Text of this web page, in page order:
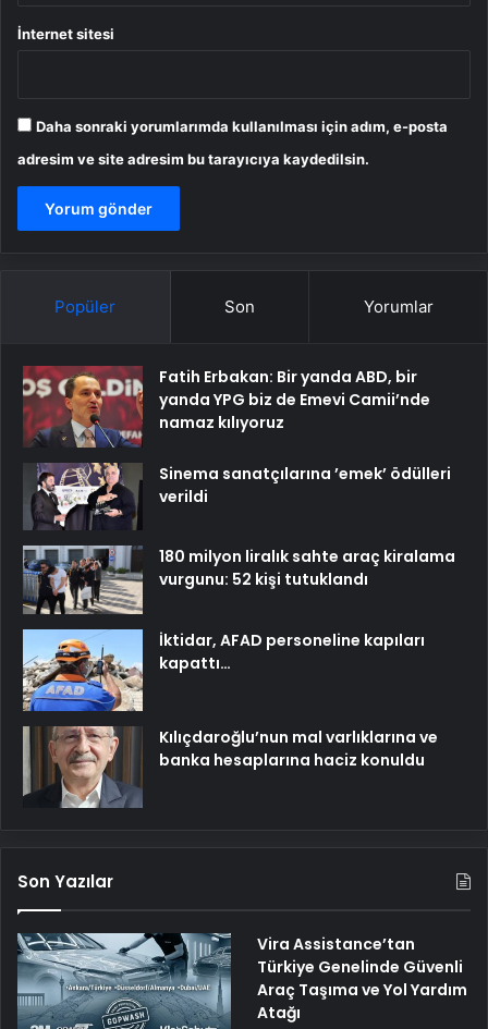
İnternet sitesi
Daha sonraki yorumlarımda kullanılması için adım, e-posta
adresim ve site adresim bu tarayıcıya kaydedilsin.
Popüler Son Yorumlar
Fatih Erbakan: Bir yanda ABD, bir
yanda YPG biz de Emevi Camii’nde
namaz kılıyoruz
Sinema sanatçılarına ’emek’ ödülleri
verildi
180 milyon liralık sahte araç kiralama
vurgunu: 52 kişi tutuklandı
İktidar, AFAD personeline kapıları
kapattı…
Kılıçdaroğlu’nun mal varlıklarına ve
banka hesaplarına haciz konuldu
Son Yazılar
Vira Assistance’tan
Türkiye Genelinde Güvenli
Araç Taşıma ve Yol Yardım
Atağı